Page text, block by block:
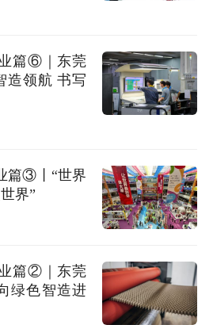
篇⑥｜东莞
造领航 书写
篇③丨“世界
界”
篇②｜东莞
绿色智造进